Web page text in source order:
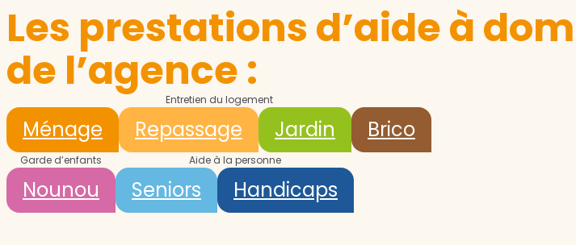
Les prestations d’aide à
de l’agence :
Entretien du logement
Ménage Repassage Jardin Brico
Garde d’enfants
Nounou
Aide à la personne
Seniors Handicaps